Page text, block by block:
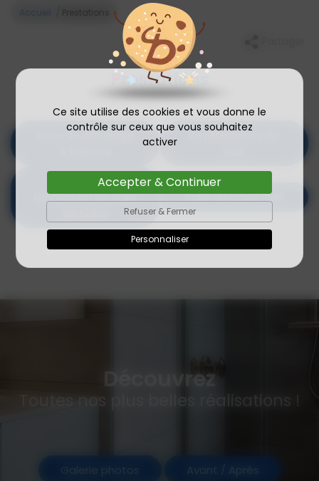
Ce site utilise des cookies et vous donne le
contrôle sur ceux que vous souhaitez
activer
Accepter & Continuer
Refuser & Fermer
Personnaliser
Prestations
Prestations
Pose de carrelage
Revêtements de
Création et
rénovation de salle
Salle de bains PMR
Découvrez
Toutes nos plus belles réalisations !
Galerie photos Avant / Après